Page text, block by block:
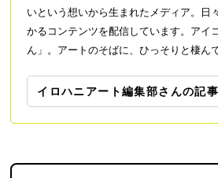
いという想いから生まれたメディア。日
かるコンテンツを配信しています。アイ
ん」。アートのそばに、ひっそりと棲ん
イロハニアート編集部さんの記